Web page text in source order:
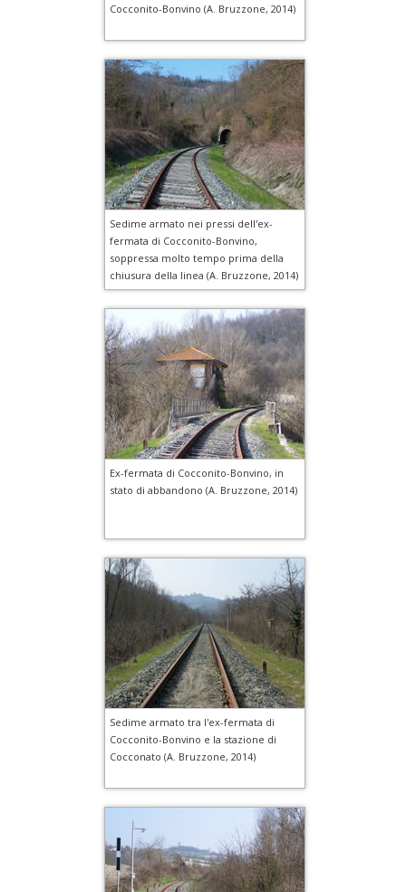
Cocconito-Bonvino (A. Bruzzone, 2014)
Sedime armato nei pressi dell'ex-
fermata di Cocconito-Bonvino,
soppressa molto tempo prima della
chiusura della linea (A. Bruzzone, 2014)
Ex-fermata di Cocconito-Bonvino, in
stato di abbandono (A. Bruzzone, 2014)
Sedime armato tra l'ex-fermata di
Cocconito-Bonvino e la stazione di
Cocconato (A. Bruzzone, 2014)